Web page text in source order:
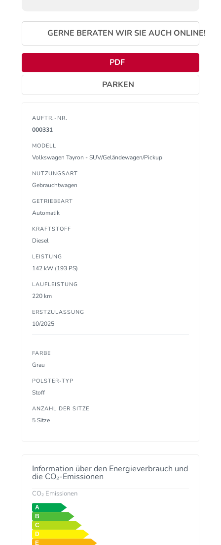
GERNE BERATEN WIR SIE AUCH ONLINE!
PDF
PARKEN
AUFTR.-NR.
000331
MODELL
Volkswagen Tayron - SUV/Geländewagen/Pickup
NUTZUNGSART
Gebrauchtwagen
GETRIEBEART
Automatik
KRAFTSTOFF
Diesel
LEISTUNG
142 kW (193 PS)
LAUFLEISTUNG
220 km
ERSTZULASSUNG
10/2025
FARBE
Grau
POLSTER-TYP
Stoff
ANZAHL DER SITZE
5 Sitze
Information über den Energieverbrauch und
die CO₂-Emissionen
CO₂ Emissionen